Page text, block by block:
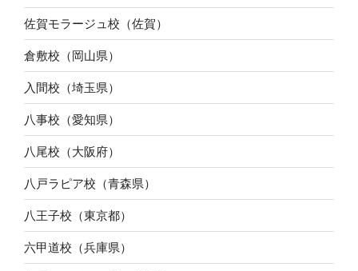
佐賀モラージュ校（佐賀）
倉敷校（岡山県）
入間校（埼玉県）
八事校（愛知県）
八尾校（大阪府）
八戸ラピア校（青森県）
八王子校（東京都）
六甲道校（兵庫県）